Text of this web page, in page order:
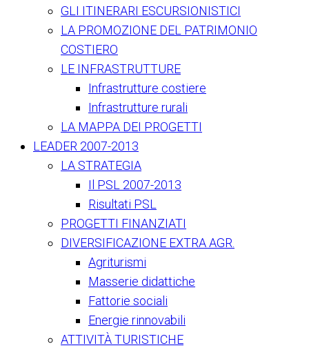
GLI ITINERARI ESCURSIONISTICI
LA PROMOZIONE DEL PATRIMONIO
COSTIERO
LE INFRASTRUTTURE
Infrastrutture costiere
Infrastrutture rurali
LA MAPPA DEI PROGETTI
LEADER 2007-2013
LA STRATEGIA
Il PSL 2007-2013
Risultati PSL
PROGETTI FINANZIATI
DIVERSIFICAZIONE EXTRA AGR.
Agriturismi
Masserie didattiche
Fattorie sociali
Energie rinnovabili
ATTIVITÀ TURISTICHE